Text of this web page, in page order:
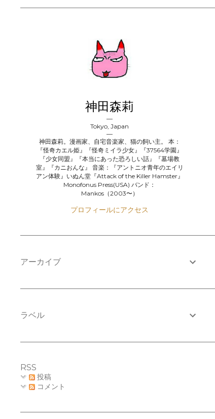
神田森莉
Tokyo, Japan
神田森莉。漫画家、自宅音楽家、猫の飼い主。 本：
『怪奇カエル姫』『怪奇ミイラ少女』『37564学園』
『少女同盟』『本当にあった恐ろしい話』『墓場教
室』『カニおんな』 音楽：『アントニオ青年のエイリ
アン体験』いぬん堂『Attack of the Killer Hamster』
Monofonus Press(USA) バンド：
Mankos（2003〜）
プロフィールにアクセス
アーカイブ
ラベル
RSS
投稿
コメント